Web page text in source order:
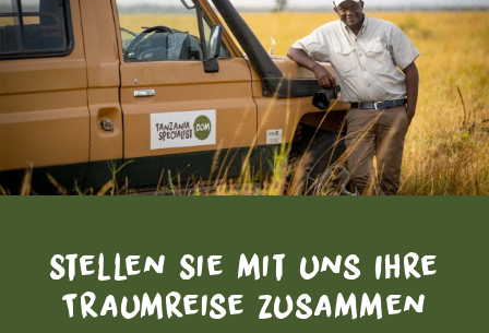
Stellen Sie mit uns Ihre
Traumreise zusammen